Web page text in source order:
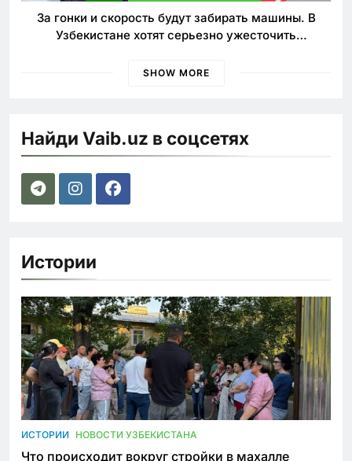
За гонки и скорость будут забирать машины. В
Узбекистане хотят серьезно ужесточить
SHOW MORE
Найди Vaib.uz в соцсетях
Истории
ИСТОРИИ НОВОСТИ УЗБЕКИСТАНА
Что происходит вокруг стройки в махалле